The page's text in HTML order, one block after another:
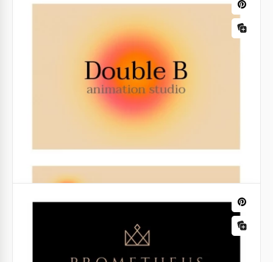
Cartão de visita da loja de flores Pastel.
Se não tem tempo e dinheiro para criar um design
gráfico para um cartão de visita do zero, então
ficaremos felizes em ajudá-lo!
Cartão de visitas do Doodle Painter
Confira o modelo do Cartão de Visita do Pintor